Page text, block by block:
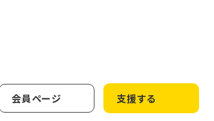
会員ページ 支援する